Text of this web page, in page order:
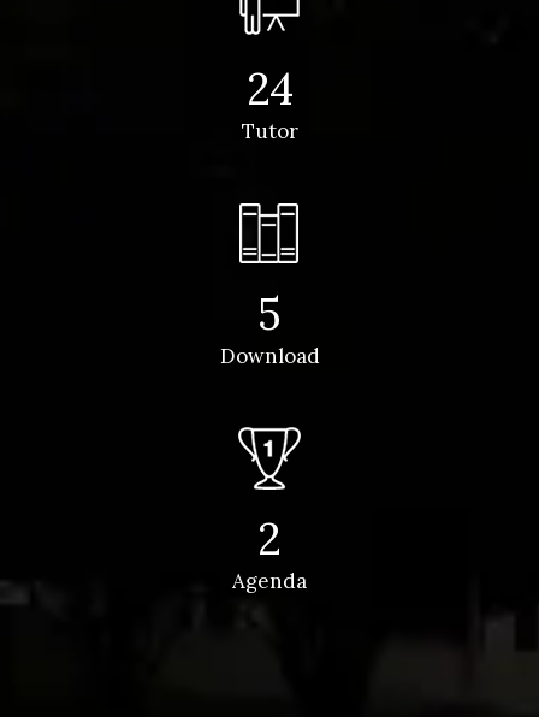
24
Tutor
5
Download
2
Agenda